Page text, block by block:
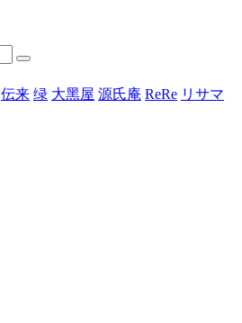
伝来 绿 大黑屋 源氏庵 ReRe リサマ